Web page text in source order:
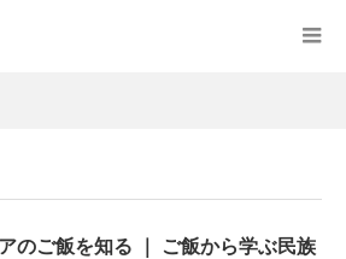
のご飯を知る ｜ ご飯から学ぶ民族